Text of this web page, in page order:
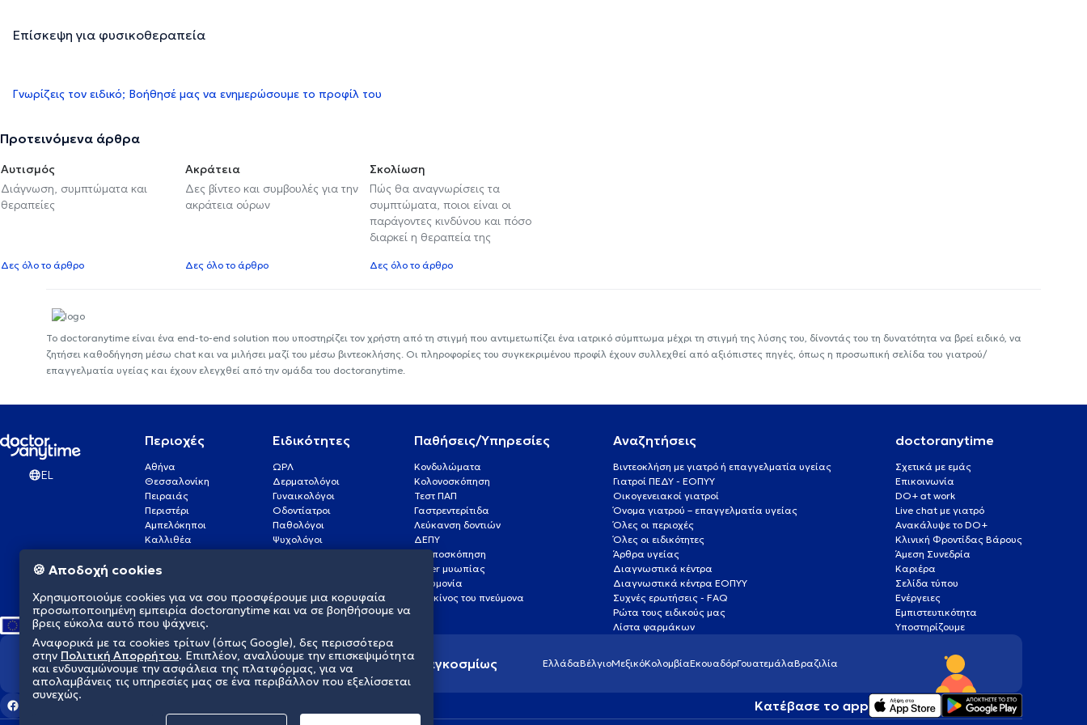
Επίσκεψη για φυσικοθεραπεία
Γνωρίζεις τον ειδικό; Βοήθησέ μας να ενημερώσουμε το προφίλ του
Προτεινόμενα άρθρα
Αυτισμός
Διάγνωση, συμπτώματα και
θεραπείες
Δες όλο το άρθρο
Ακράτεια
Δες βίντεο και συμβουλές για την
ακράτεια ούρων
Δες όλο το άρθρο
Σκολίωση
Πώς θα αναγνωρίσεις τα
συμπτώματα, ποιοι είναι οι
παράγοντες κινδύνου και πόσο
διαρκεί η θεραπεία της
Δες όλο το άρθρο
Το doctoranytime είναι ένα end-to-end solution που υποστηρίζει τον χρήστη από τη στιγμή που αντιμετωπίζει ένα ιατρικό σύμπτωμα μέχρι τη στιγμή της λύσης του, δίνοντάς του τη δυνατότητα να βρεί ειδικό, να
ζητήσει καθοδήγηση μέσω chat και να μιλήσει μαζί του μέσω βιντεοκλήσης. Οι πληροφορίες του συγκεκριμένου προφίλ έχουν συλλεχθεί από αξιόπιστες πηγές, όπως η προσωπική σελίδα του γιατρού/
επαγγελματία υγείας και έχουν ελεγχθεί από την ομάδα του doctoranytime.
EL
Περιοχές
Αθήνα
Θεσσαλονίκη
Πειραιάς
Περιστέρι
Αμπελόκηποι
Καλλιθέα
Γλυφάδα
Νέα Σμύρνη
Ειδικότητες
ΩΡΛ
Δερματολόγοι
Γυναικολόγοι
Οδοντίατροι
Παθολόγοι
Ψυχολόγοι
Καρδιολόγοι
Παθήσεις/Υπηρεσίες
Κονδυλώματα
Κολονοσκόπηση
Τεστ ΠΑΠ
Γαστρεντερίτιδα
Λεύκανση δοντιών
ΔΕΠΥ
Κολποσκόπηση
Laser μυωπίας
Πνευμονία
Καρκίνος του πνεύμονα
Αναζητήσεις
Βιντεοκλήση με γιατρό ή επαγγελματία υγείας
Γιατροί ΠΕΔΥ - ΕΟΠΥΥ
Οικογενειακοί γιατροί
Όνομα γιατρού – επαγγελματία υγείας
Όλες οι περιοχές
Όλες οι ειδικότητες
Άρθρα υγείας
Διαγνωστικά κέντρα
Διαγνωστικά κέντρα ΕΟΠΥΥ
Συχνές ερωτήσεις - FAQ
Ρώτα τους ειδικούς μας
Λίστα φαρμάκων
doctoranytime
Σχετικά με εμάς
Επικοινωνία
DO+ at work
Live chat με γιατρό
Ανακάλυψε το DO+
Κλινική Φροντίδας Βάρους
Άμεση Συνεδρία
Καριέρα
Σελίδα τύπου
Ενέργειες
Εμπιστευτικότητα
Υποστηρίζουμε
Διαμορφώνουμε το μέλλον της υγείας παγκοσμίως ΕλλάδαΒέλγιοΜεξικόΚολομβίαΕκουαδόρΓουατεμάλαΒραζιλία
Κατέβασε το app
🍪 Αποδοχή cookies
Χρησιμοποιούμε cookies για να σου προσφέρουμε μια κορυφαία
προσωποποιημένη εμπειρία doctoranytime και να σε βοηθήσουμε να
βρεις εύκολα αυτό που ψάχνεις.
Αναφορικά με τα cookies τρίτων (όπως Google), δες περισσότερα
στην Πολιτική Απορρήτου. Επιπλέον, αναλύουμε την επισκεψιμότητα
και ενδυναμώνουμε την ασφάλεια της πλατφόρμας, για να
απολαμβάνεις τις υπηρεσίες μας σε ένα περιβάλλον που εξελίσσεται
συνεχώς.